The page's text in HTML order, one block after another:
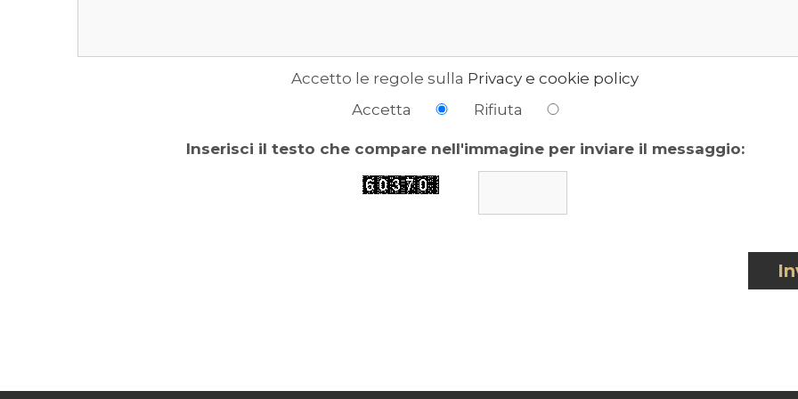
Accetto le regole sulla Privacy e cookie policy
Accetta
Rifiuta
Inserisci il testo che compare nell'immagine per inviare il messaggio: